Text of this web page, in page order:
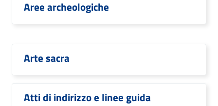
Aree archeologiche
Arte sacra
Atti di indirizzo e linee guida